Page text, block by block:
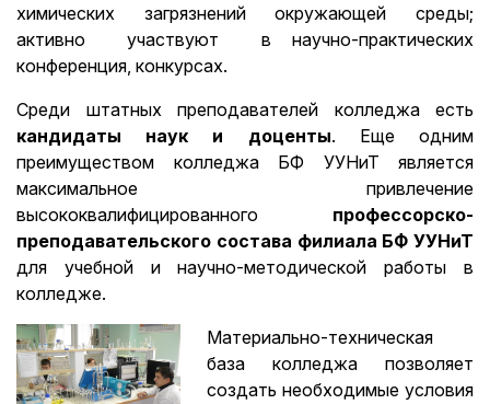
химических загрязнений окружающей среды;
активно участвуют в научно-практических
конференция, конкурсах.
Среди штатных преподавателей колледжа есть
кандидаты наук и доценты. Еще одним
преимуществом колледжа БФ УУНиТ является
максимальное привлечение
высококвалифицированного профессорско-
преподавательского состава филиала БФ УУНиТ
для учебной и научно-методической работы в
колледже.
Материально-техническая
база колледжа позволяет
создать необходимые условия